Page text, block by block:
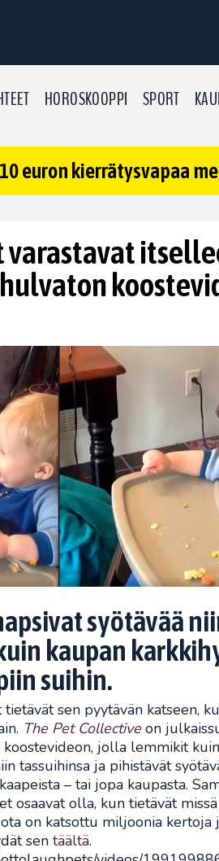
HOROSKOOPPI SPORT
euron kierrätysvapaa
syötävää
kaupan
suihin.
sen pyytävän katseen,
The Pet Collective on
koostevideon, jolla lemmikit
tassuihinsa ja pihistävät
– tai jopa kaupasta.
osaavat olla, kun tietävät
on katsottu miljoonia kertoja
sen täältä.